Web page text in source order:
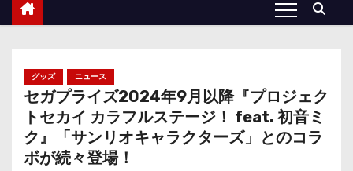
グッズ ニュース
セガプライズ2024年9月以降『プロジェク
トセカイ カラフルステージ！ feat. 初音ミ
ク』「サンリオキャラクターズ」とのコラ
ボが続々登場！